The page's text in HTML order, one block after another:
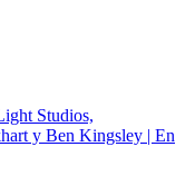
Studios,
y Ben Kingsley | En